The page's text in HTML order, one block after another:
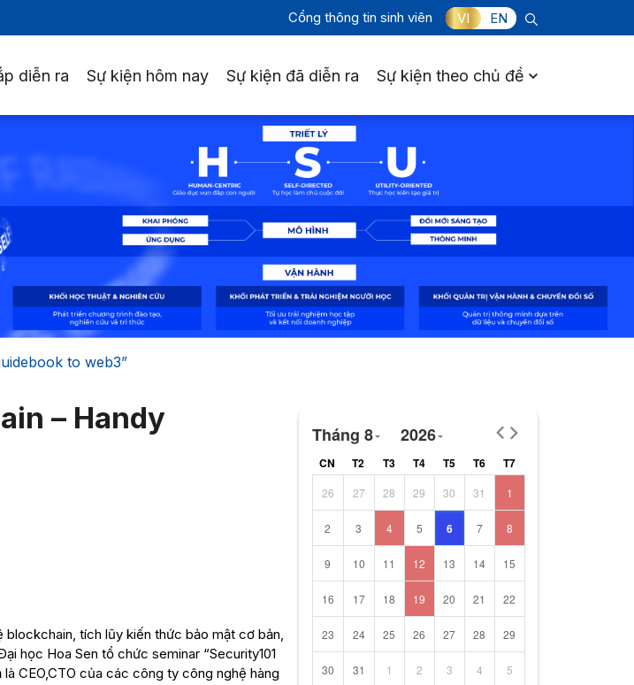
Cổng thông tin sinh viên VI EN
diễn ra Sự kiện hôm nay Sự kiện đã diễn ra Sự kiện theo chủ đề
to web3”
– Handy
tích lũy kiến thức bảo mật cơ bản,
học Hoa Sen tổ chức seminar “Security101
CEO,CTO của các công ty công nghệ hàng
Tháng 8 2026
CN T2 T3 T4 T5 T6 T7
26 27 28 29 30 31 1
2 3 4 5 6 7 8
9 10 11 12 13 14 15
16 17 18 19 20 21 22
23 24 25 26 27 28 29
30 31 1 2 3 4 5